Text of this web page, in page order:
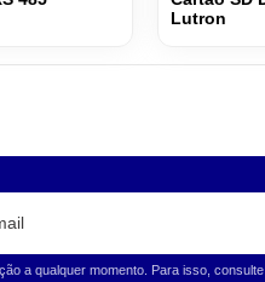
Lutron
a qualquer momento. Para isso,